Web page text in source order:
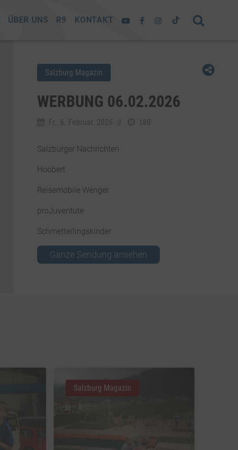
ÜBER UNS R9 KONTAKT
Salzburg Magazin
WERBUNG 06.02.2026
Fr., 6. Februar. 2026 // 180
Salzburger Nachrichten
Hoobert
Reisemobile Wenger
proJuventute
Schmetterlingskinder
Ganze Sendung ansehen
Salzburg Magazin